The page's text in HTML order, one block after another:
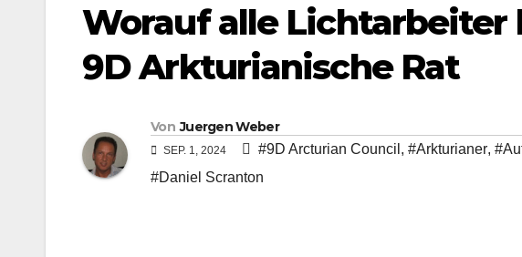
Worauf alle Lichtarbeiter
9D Arkturianische Rat
Von Juergen Weber
SEP. 1, 2024 #9D Arcturian Council , #Arkturianer,
#Daniel Scranton